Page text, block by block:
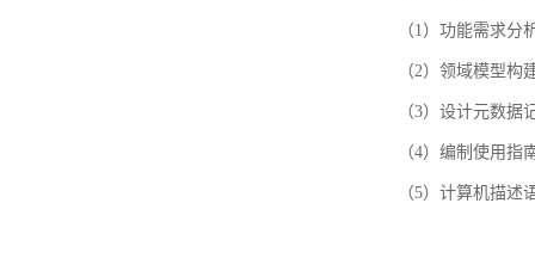
（1）功能需求
（2）领域模型
（3）设计元数据
（4）编制使用指
（5）计算机描述